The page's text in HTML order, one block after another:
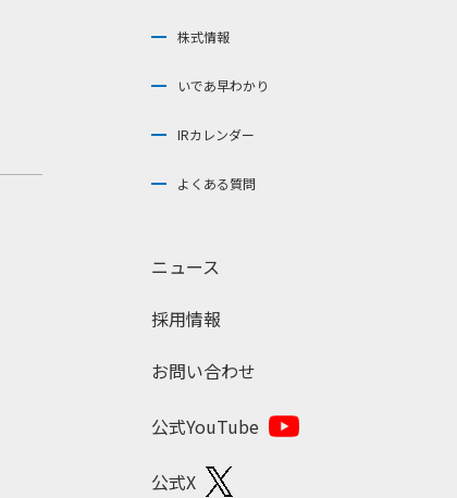
株式情報
いであ早わかり
IRカレンダー
よくある質問
ニュース
採用情報
お問い合わせ
公式YouTube
公式X